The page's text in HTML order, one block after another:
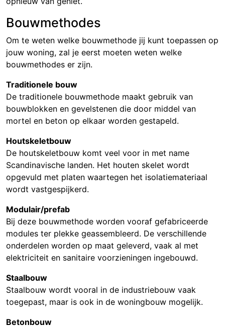
Bouwmethodes
Om te weten welke bouwmethode jij kunt toepassen op
jouw woning, zal je eerst moeten weten welke
bouwmethodes er zijn.
Traditionele bouw
De traditionele bouwmethode maakt gebruik van
bouwblokken en gevelstenen die door middel van
mortel en beton op elkaar worden gestapeld.
Houtskeletbouw
De houtskeletbouw komt veel voor in met name
Scandinavische landen. Het houten skelet wordt
opgevuld met platen waartegen het isolatiemateriaal
wordt vastgespijkerd.
Modulair/prefab
Bij deze bouwmethode worden vooraf gefabriceerde
modules ter plekke geassembleerd. De verschillende
onderdelen worden op maat geleverd, vaak al met
elektriciteit en sanitaire voorzieningen ingebouwd.
Staalbouw
Staalbouw wordt vooral in de industriebouw vaak
toegepast, maar is ook in de woningbouw mogelijk.
Betonbouw